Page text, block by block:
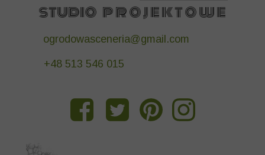
studio p r o j e k t o w e
ogrodowasceneria@gmail.com
+48 513 546 015